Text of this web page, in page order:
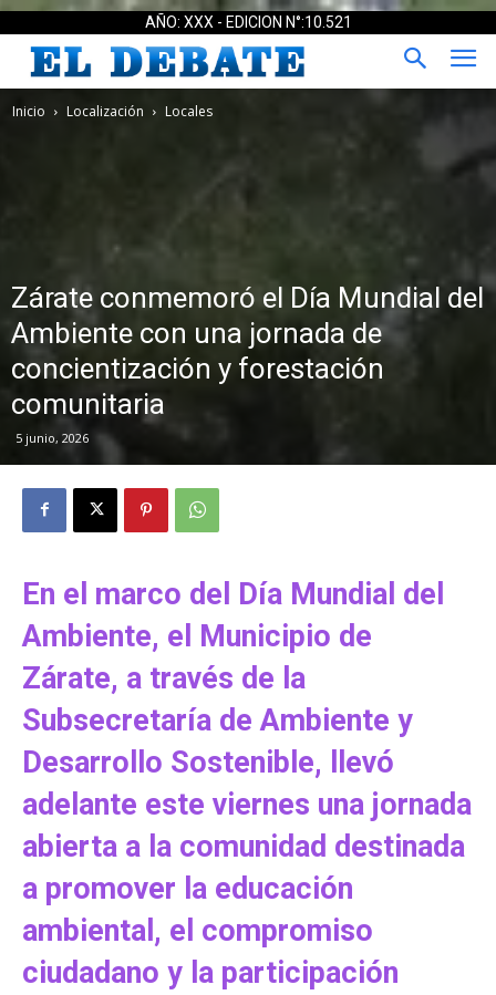
AÑO: XXX - EDICION N°:10.521
Inicio Localización Locales
Zárate conmemoró el Día Mundial del
Ambiente con una jornada de
concientización y forestación
comunitaria
5 junio, 2026
En el marco del Día Mundial del
Ambiente, el Municipio de
Zárate, a través de la
Subsecretaría de Ambiente y
Desarrollo Sostenible, llevó
adelante este viernes una jornada
abierta a la comunidad destinada
a promover la educación
ambiental, el compromiso
ciudadano y la participación